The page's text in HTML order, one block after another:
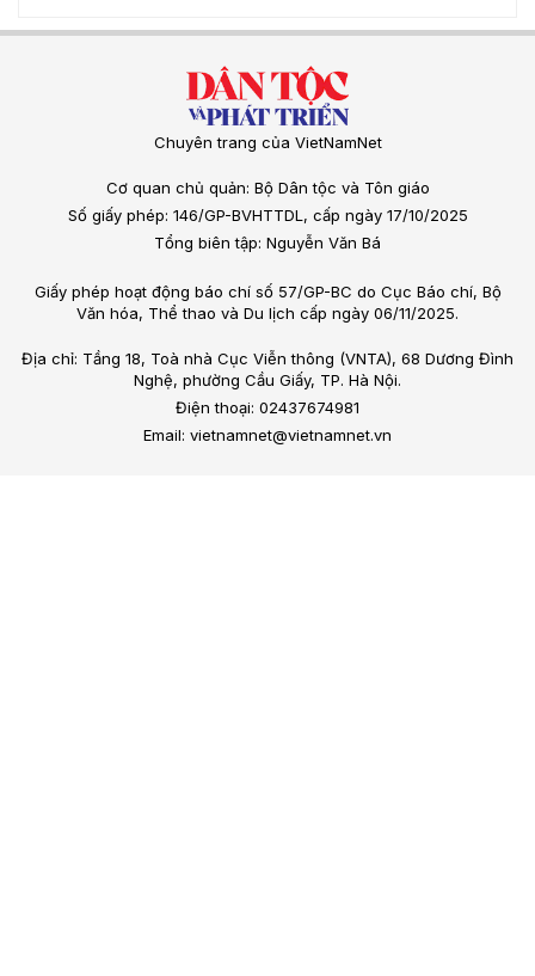
Chuyên trang của VietNamNet
Cơ quan chủ quản: Bộ Dân tộc và Tôn giáo
Số giấy phép: 146/GP-BVHTTDL, cấp ngày 17/10/2025
Tổng biên tập: Nguyễn Văn Bá
Giấy phép hoạt động báo chí số 57/GP-BC do Cục Báo chí, Bộ
Văn hóa, Thể thao và Du lịch cấp ngày 06/11/2025.
Địa chỉ: Tầng 18, Toà nhà Cục Viễn thông (VNTA), 68 Dương Đình
Nghệ, phường Cầu Giấy, TP. Hà Nội.
Điện thoại: 02437674981
Email: vietnamnet@vietnamnet.vn